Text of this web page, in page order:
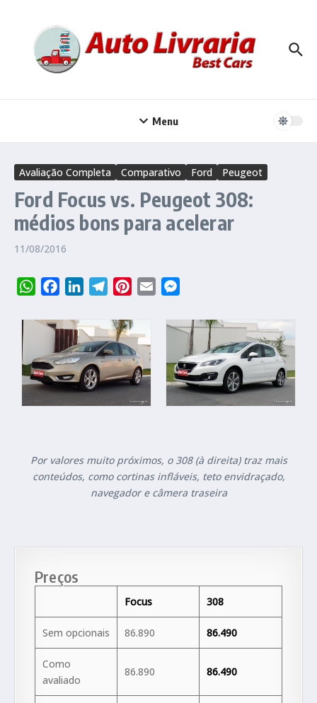
Menu
Avaliação Completa Comparativo Ford Peugeot
Ford Focus vs. Peugeot 308:
médios bons para acelerar
11/08/2016
WhatsAppFacebookLinkedInTelegramPinterest
Email
Por valores muito próximos, o 308 (à direita) traz mais
conteúdos, como cortinas infláveis, teto envidraçado,
navegador e câmera traseira
Preços
Focus 308
Sem opcionais 86.890 86.490
Como
avaliado
86.890 86.490